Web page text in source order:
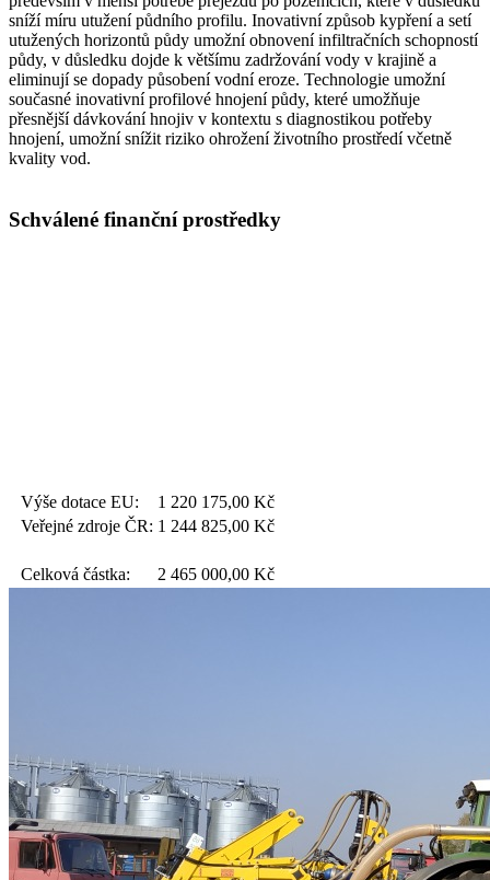
sníží míru utužení půdního profilu. Inovativní způsob kypření a setí
utužených horizontů půdy umožní obnovení infiltračních schopností
půdy, v důsledku dojde k většímu zadržování vody v krajině a
eliminují se dopady působení vodní eroze. Technologie umožní
současné inovativní profilové hnojení půdy, které umožňuje
přesnější dávkování hnojiv v kontextu s diagnostikou potřeby
hnojení, umožní snížit riziko ohrožení životního prostředí včetně
kvality vod.
Schválené finanční prostředky
Výše dotace EU: 1 220 175,00 Kč
Veřejné zdroje ČR: 1 244 825,00 Kč
Celková částka: 2 465 000,00 Kč